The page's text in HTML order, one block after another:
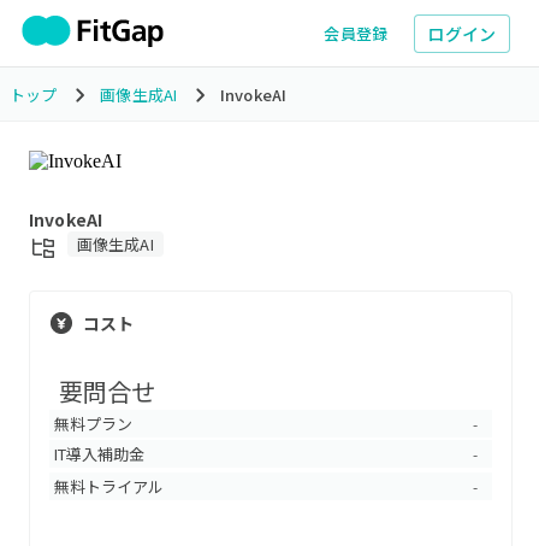
会員登録 ログイン
トップ 画像生成AI InvokeAI
InvokeAI
画像生成AI
コスト
要問合せ
無料プラン -
IT導入補助金 -
無料トライアル -